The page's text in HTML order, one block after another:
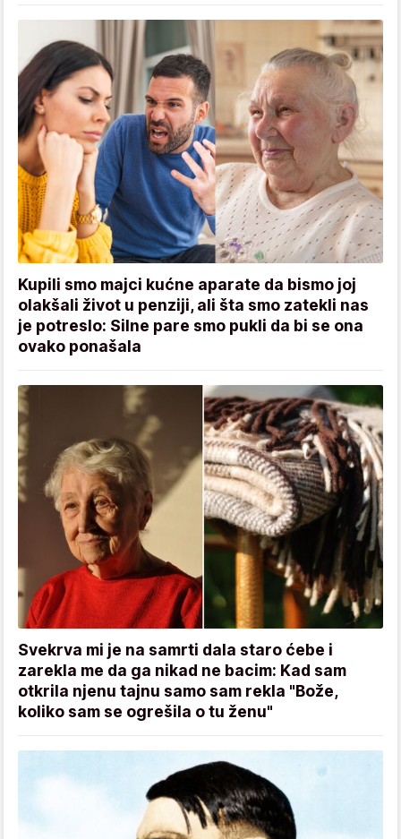
Kupili smo majci kućne aparate da bismo joj
olakšali život u penziji, ali šta smo zatekli nas
je potreslo: Silne pare smo pukli da bi se ona
ovako ponašala
Svekrva mi je na samrti dala staro ćebe i
zarekla me da ga nikad ne bacim: Kad sam
otkrila njenu tajnu samo sam rekla "Bože,
koliko sam se ogrešila o tu ženu"